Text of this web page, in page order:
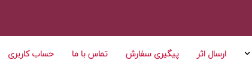
ارسال اثر پیگیری سفارش تماس با ما حساب کاربری